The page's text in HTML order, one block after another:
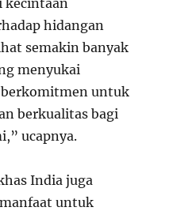
kecintaan
hidangan
semakin banyak
menyukai
untuk
berkualitas bagi
ucapnya.
India juga
untuk